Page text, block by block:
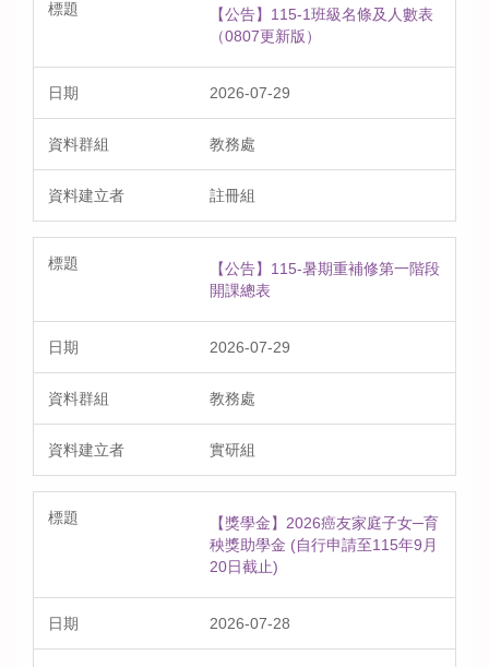
【公告】115-1班級名條及人數表
（0807更新版）
2026-07-29
教務處
註冊組
【公告】115-暑期重補修第一階段
開課總表
2026-07-29
教務處
實研組
【獎學金】2026癌友家庭子女─育
秧獎助學金 (自行申請至115年9月
20日截止)
2026-07-28